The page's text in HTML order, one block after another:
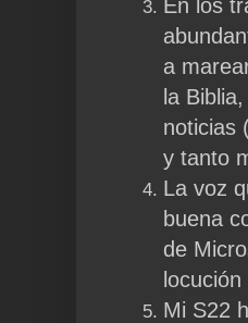
En los
a
la
noticias
y tanto
La voz
buena
de
Mi S22